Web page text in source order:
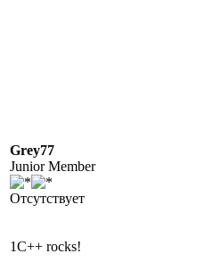
Grey77
Junior Member
Отсутствует
1C++ rocks!